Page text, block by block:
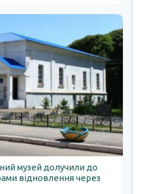
музей долучили до
відновлення через